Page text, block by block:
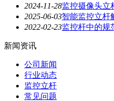
2024-11-28监控摄像头立
2025-06-03智能监控立杆
2022-02-23监控杆中的规
新闻资讯
公司新闻
行业动态
监控立杆
常见问题